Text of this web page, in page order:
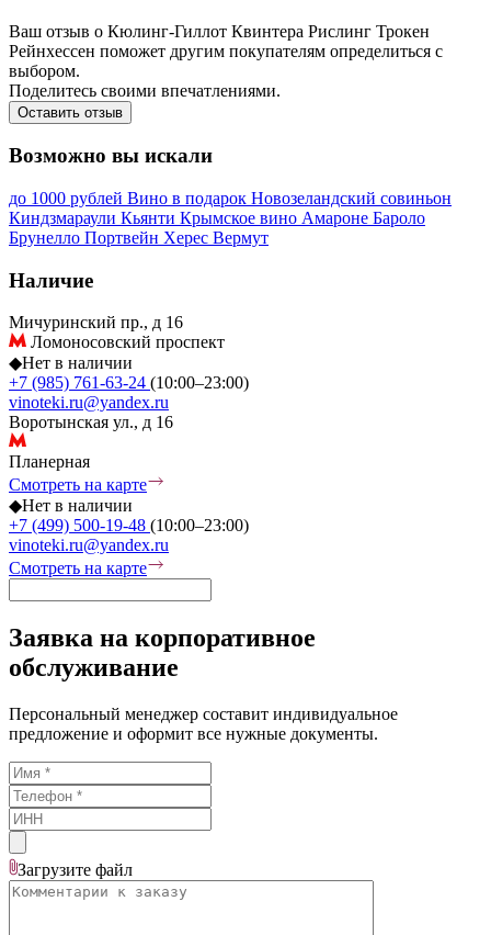
Ваш отзыв о Кюлинг-Гиллот Квинтера Рислинг Трокен
Рейнхессен поможет другим покупателям определиться с
выбором.
Поделитесь своими впечатлениями.
Оставить отзыв
Возможно вы искали
до 1000 рублей Вино в подарок Новозеландский совиньон
Киндзмараули Кьянти Крымское вино Амароне Бароло
Брунелло Портвейн Херес Вермут
Наличие
Мичуринский пр., д 16
Ломоносовский проспект
◆Нет в наличии
+7 (985) 761-63-24 (10:00–23:00)
vinoteki.ru@yandex.ru
Воротынская ул., д 16
Планерная
Смотреть на карте
◆Нет в наличии
+7 (499) 500-19-48 (10:00–23:00)
vinoteki.ru@yandex.ru
Смотреть на карте
Заявка на корпоративное
обслуживание
Персональный менеджер составит индивидуальное
предложение и оформит все нужные документы.
Загрузите файл